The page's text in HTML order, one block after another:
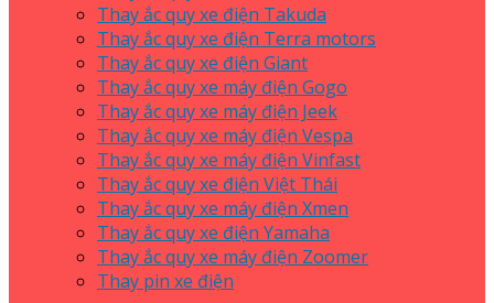
Thay ắc quy xe điện Takuda
Thay ắc quy xe điện Terra motors
Thay ắc quy xe điện Giant
Thay ắc quy xe máy điện Gogo
Thay ắc quy xe máy điện Jeek
Thay ắc quy xe máy điện Vespa
Thay ắc quy xe máy điện Vinfast
Thay ắc quy xe điện Việt Thái
Thay ắc quy xe máy điện Xmen
Thay ắc quy xe điện Yamaha
Thay ắc quy xe máy điện Zoomer
Thay pin xe điện